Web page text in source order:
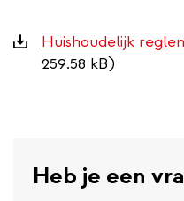
Downloads
Huishoudelijk
259.58 kB)
Heb je een